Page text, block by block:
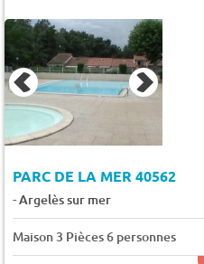
PARC DE LA MER 40562
-Argelès sur mer
Maison 3 Pièces 6 personnes